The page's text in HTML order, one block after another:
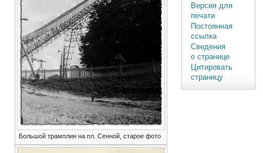
Большой трамплин на пл. Сенной, старое фото
Версия для
печати
Постоянная
ссылка
Сведения
о странице
Цитировать
страницу